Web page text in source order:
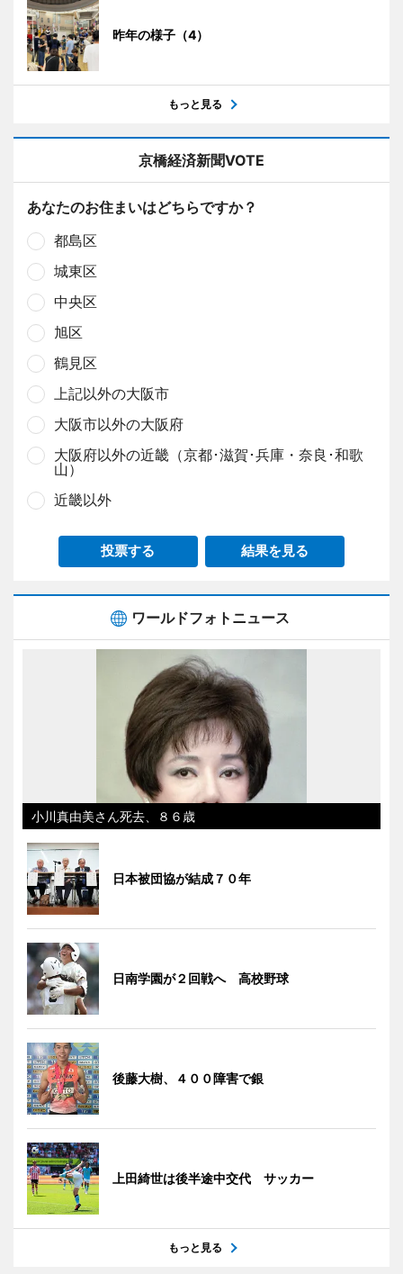
昨年の様子（4）
もっと見る
京橋経済新聞VOTE
あなたのお住まいはどちらですか？
都島区
城東区
中央区
旭区
鶴見区
上記以外の大阪市
大阪市以外の大阪府
大阪府以外の近畿（京都･滋賀･兵庫・奈良･和歌
山）
近畿以外
投票する 結果を見る
ワールドフォトニュース
小川真由美さん死去、８６歳
日本被団協が結成７０年
日南学園が２回戦へ 高校野球
後藤大樹、４００障害で銀
上田綺世は後半途中交代 サッカー
もっと見る